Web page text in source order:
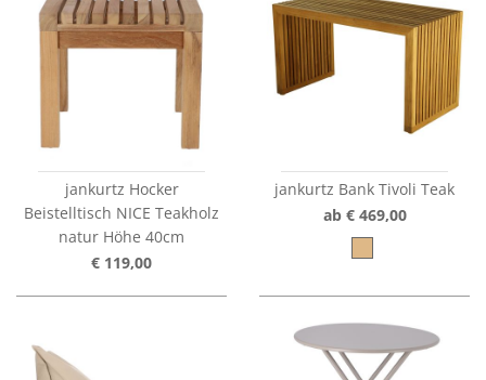
jankurtz Hocker
Beistelltisch NICE Teakholz
natur Höhe 40cm
€ 119,00
jankurtz Bank Tivoli Teak
ab € 469,00